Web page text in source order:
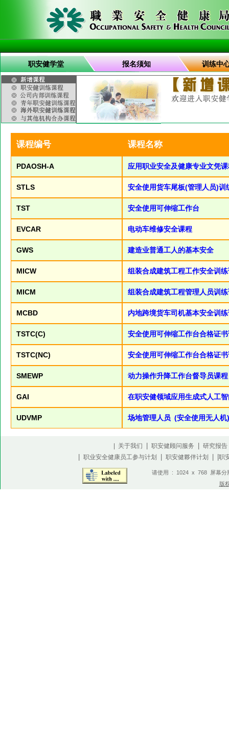
职安健学堂 报名须知 训练中
课程编号 课程名称
PDAOSH-A 应用职业安全及健康专业文凭
STLS 安全使用货车尾板(管理人员)训
TST 安全使用可伸缩工作台
EVCAR 电动车维修安全课程
GWS 建造业普通工人的基本安全
MICW 组装合成建筑工程工作安全训
MICM 组装合成建筑工程管理人员训
MCBD 内地跨境货车司机基本安全训
TSTC(C) 安全使用可伸缩工作台合格证
TSTC(NC) 安全使用可伸缩工作台合格证
SMEWP 动力操作升降工作台督导员课程
GAI 在职安健领域应用生成式人工
UDVMP 场地管理人员 (安全使用无人
| 关于我们 职安健顾问服务 研究报告
职业安全健康员工参与计划 职安健夥伴计划 职
请使用 : 1024 x 768 屏幕分
版